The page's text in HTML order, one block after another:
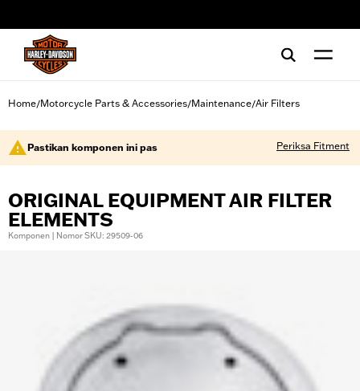
Home/Motorcycle Parts & Accessories/Maintenance/Air Filters
Pastikan komponen ini pas Periksa Fitment
ORIGINAL EQUIPMENT AIR FILTER
ELEMENTS
Komponen | Nomor SKU: 29509-06